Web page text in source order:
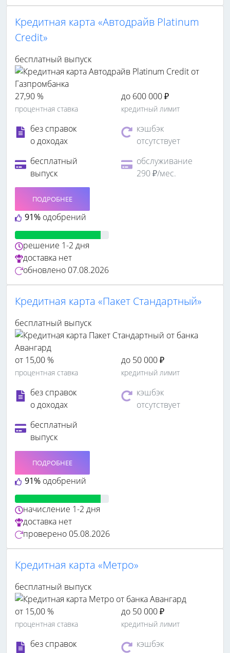
Кредитная карта «Автодрайв Platinum
Credit»
бесплатный выпуск
27,90 %
процентная ставка
до 600 000 ₽
кредитный лимит
без справок
о доходах
кэшбэк
отсутствует
бесплатный
выпуск
обслуживание
290 ₽/мес.
91% одобрений
ПОДРОБНЕЕ
решение 1-2 дня
доставка нет
обновлено 07.08.2026
Кредитная карта «Пакет Стандартный»
бесплатный выпуск
от 15,00 %
процентная ставка
до 50 000 ₽
кредитный лимит
без справок
о доходах
кэшбэк
отсутствует
бесплатный
выпуск
91% одобрений
ПОДРОБНЕЕ
начисление 1-2 дня
доставка нет
проверено 05.08.2026
Кредитная карта «Метро»
бесплатный выпуск
от 15,00 %
процентная ставка
до 50 000 ₽
кредитный лимит
без справок
кэшбэк